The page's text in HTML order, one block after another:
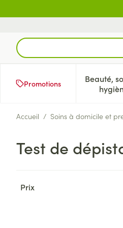
Rechercher
Promotions
Beauté,
Accueil / Soins à domicile et
Test de
Prix